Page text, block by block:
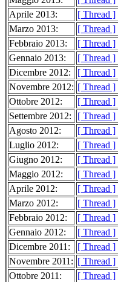
Aprile 2013:
[ Thread ]
Marzo 2013:
[ Thread ]
Febbraio 2013:
[ Thread ]
Gennaio 2013:
[ Thread ]
Dicembre 2012:
[ Thread ]
Novembre 2012: [ Thread ]
Ottobre 2012:
[ Thread ]
Settembre 2012:
[ Thread ]
Agosto 2012:
[ Thread ]
Luglio 2012:
[ Thread ]
Giugno 2012:
[ Thread ]
Maggio 2012:
[ Thread ]
Aprile 2012:
[ Thread ]
Marzo 2012:
[ Thread ]
Febbraio 2012:
[ Thread ]
Gennaio 2012:
[ Thread ]
Dicembre 2011:
[ Thread ]
Novembre 2011: [ Thread ]
Ottobre 2011:
[ Thread ]